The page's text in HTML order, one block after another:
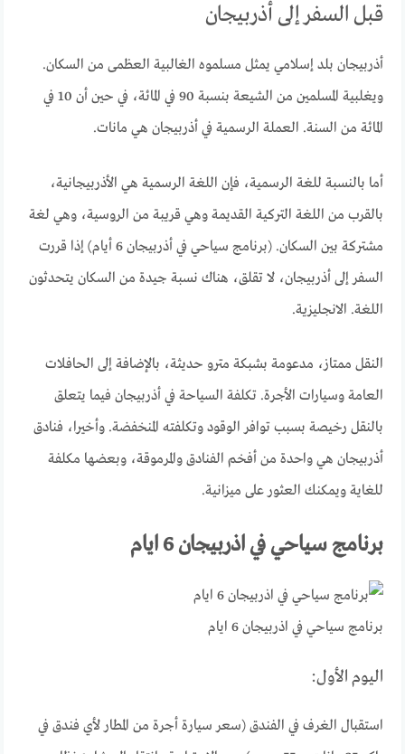
قبل السفر إلى أذربيجان
أذربيجان بلد إسلامي يمثل مسلموه الغالبية العظمى من السكان.
ويغلبية المسلمين من الشيعة بنسبة 90 في المائة، في حين أن 10 في
المائة من السنة. العملة الرسمية في أذربيجان هي مانات.
أما بالنسبة للغة الرسمية، فإن اللغة الرسمية هي الأذربيجانية،
بالقرب من اللغة التركية القديمة وهي قريبة من الروسية، وهي لغة
مشتركة بين السكان. (برنامج سياحي في أذربيجان 6 أيام) إذا قررت
السفر إلى أذربيجان، لا تقلق، هناك نسبة جيدة من السكان يتحدثون
اللغة. الانجليزية.
النقل ممتاز، مدعومة بشبكة مترو حديثة، بالإضافة إلى الحافلات
العامة وسيارات الأجرة. تكلفة السياحة في أذربيجان فيما يتعلق
بالنقل رخيصة بسبب توافر الوقود وتكلفته المنخفضة. وأخيرا، فنادق
أذربيجان هي واحدة من أفخم الفنادق والمرموقة، وبعضها مكلفة
للغاية ويمكنك العثور على ميزانية.
برنامج سياحي في اذربيجان 6 ايام
برنامج سياحي في اذربيجان 6 ايام
اليوم الأول:
استقبال الغرف في الفندق (سعر سيارة أجرة من المطار لأي فندق في